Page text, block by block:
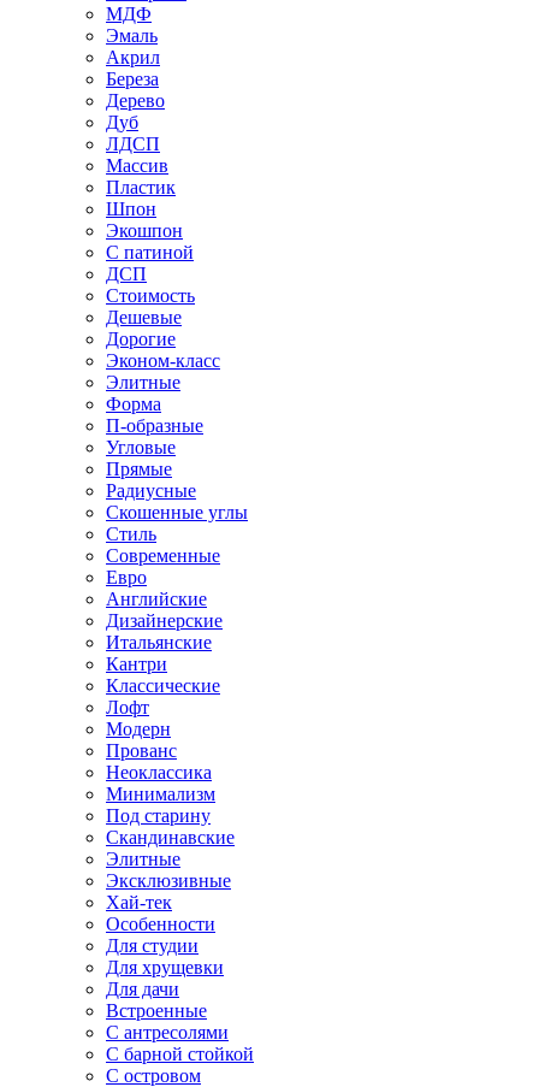
МДФ
Эмаль
Акрил
Береза
Дерево
Дуб
ЛДСП
Массив
Пластик
Шпон
Экошпон
С патиной
ДСП
Стоимость
Дешевые
Дорогие
Эконом-класс
Элитные
Форма
П-образные
Угловые
Прямые
Радиусные
Скошенные углы
Стиль
Современные
Евро
Английские
Дизайнерские
Итальянские
Кантри
Классические
Лофт
Модерн
Прованс
Неоклассика
Минимализм
Под старину
Скандинавские
Элитные
Эксклюзивные
Хай-тек
Особенности
Для студии
Для хрущевки
Для дачи
Встроенные
С антресолями
С барной стойкой
С островом